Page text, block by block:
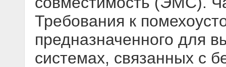
Требования к
предназначенного для
системах, связанных с